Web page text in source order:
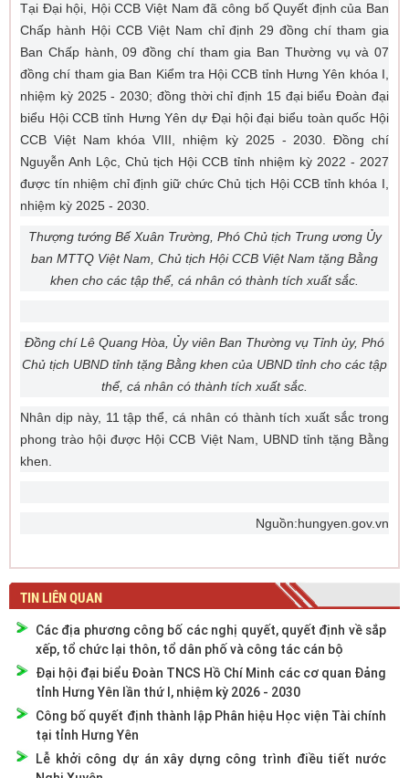
Tại Đại hội, Hội CCB Việt Nam đã công bố Quyết định của Ban
Chấp hành Hội CCB Việt Nam chỉ định 29 đồng chí tham gia
Ban Chấp hành, 09 đồng chí tham gia Ban Thường vụ và 07
đồng chí tham gia Ban Kiểm tra Hội CCB tỉnh Hưng Yên khóa I,
nhiệm kỳ 2025 - 2030; đồng thời chỉ định 15 đại biểu Đoàn đại
biểu Hội CCB tỉnh Hưng Yên dự Đại hội đại biểu toàn quốc Hội
CCB Việt Nam khóa VIII, nhiệm kỳ 2025 - 2030. Đồng chí
Nguyễn Anh Lộc, Chủ tịch Hội CCB tỉnh nhiệm kỳ 2022 - 2027
được tín nhiệm chỉ định giữ chức Chủ tịch Hội CCB tỉnh khóa I,
nhiệm kỳ 2025 - 2030.
Thượng tướng Bế Xuân Trường, Phó Chủ tịch Trung ương Ủy
ban MTTQ Việt Nam, Chủ tịch Hội CCB Việt Nam tặng Bằng
khen cho các tập thể, cá nhân có thành tích xuất sắc.
Đồng chí Lê Quang Hòa, Ủy viên Ban Thường vụ Tỉnh ủy, Phó
Chủ tịch UBND tỉnh tặng Bằng khen của UBND tỉnh cho các tập
thể, cá nhân có thành tích xuất sắc.
Nhân dịp này, 11 tập thể, cá nhân có thành tích xuất sắc trong
phong trào hội được Hội CCB Việt Nam, UBND tỉnh tặng Bằng
khen.
Nguồn:hungyen.gov.vn
TIN LIÊN QUAN
Các địa phương công bố các nghị quyết, quyết định về sắp
xếp, tổ chức lại thôn, tổ dân phố và công tác cán bộ
Đại hội đại biểu Đoàn TNCS Hồ Chí Minh các cơ quan Đảng
tỉnh Hưng Yên lần thứ I, nhiệm kỳ 2026 - 2030
Công bố quyết định thành lập Phân hiệu Học viện Tài chính
tại tỉnh Hưng Yên
Lễ khởi công dự án xây dựng công trình điều tiết nước